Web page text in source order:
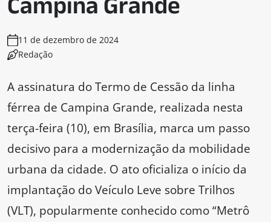
11 de dezembro de 2024
Redação
A assinatura do Termo de Cessão da linha
férrea de Campina Grande, realizada nesta
terça-feira (10), em Brasília, marca um passo
decisivo para a modernização da mobilidade
urbana da cidade. O ato oficializa o início da
implantação do Veículo Leve sobre Trilhos
(VLT), popularmente conhecido como “Metrô